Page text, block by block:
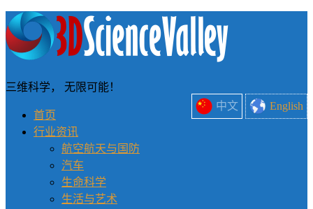
中文 English
三维科学， 无限可能！
首页
行业资讯
航空航天与国防
汽车
生命科学
生活与艺术